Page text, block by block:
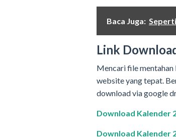
Baca Juga:
Link
Mencari file
website yang tepat.
download via google
Download Kalender
Download Kalender